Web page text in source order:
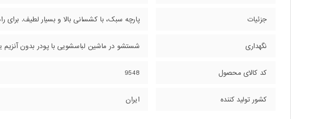
جزئیات پارچه سبک، با کشسانی بالا و بسیار لطیف.
نگهداری شستشو در ماشین لباسشویی با پودر بدون
کد کالای محصول 9548
کشور تولید کننده ایران